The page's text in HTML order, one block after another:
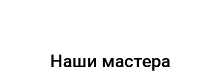
Наши мастера